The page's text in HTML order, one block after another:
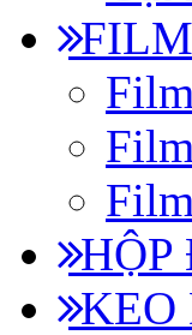
FILM
HỘP
KEO